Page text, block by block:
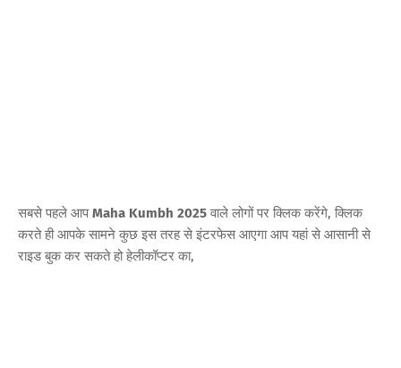
सबसे पहले आपMaha Kumbh 2025 वाले लोगों पर क्लिक करेंगे, क्लिक
करते ही आपके सामने कुछ इस तरह से इंटरफेस आएगा आप यहां से आसानी से
राइड बुक कर सकते हो हेलीकॉप्टर का,